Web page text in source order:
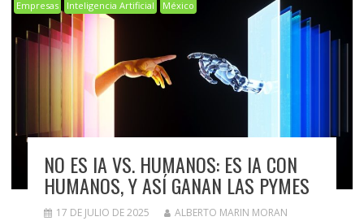
Empresas Inteligencia Artificial México
NO ES IA VS. HUMANOS: ES IA CON
HUMANOS, Y ASÍ GANAN LAS PYMES
17 DE JULIO DE 2025 ALBERTO MARIN MORAN